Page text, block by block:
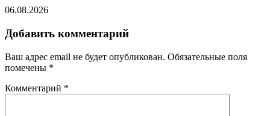
06.08.2026
Добавить комментарий
Ваш адрес email не будет опубликован. Обязательные поля
помечены *
Комментарий *